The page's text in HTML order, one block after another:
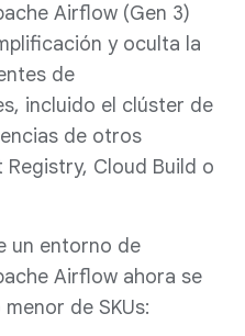
Airflow (Gen 3)
y oculta la
de
incluido el clúster de
de otros
Cloud Build o
un entorno de
Airflow ahora se
de SKUs: